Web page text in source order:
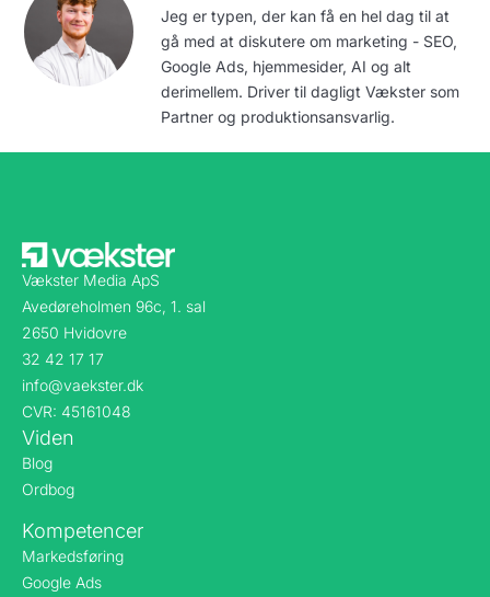
Jeg er typen, der kan få en hel dag til at
gå med at diskutere om marketing - SEO,
Google Ads, hjemmesider, AI og alt
derimellem. Driver til dagligt Vækster som
Partner og produktionsansvarlig.
Vækster Media ApS
Avedøreholmen 96c, 1. sal
2650 Hvidovre
32 42 17 17
info@vaekster.dk
CVR: 45161048
Viden
Blog
Ordbog
Kompetencer
Markedsføring
Google Ads